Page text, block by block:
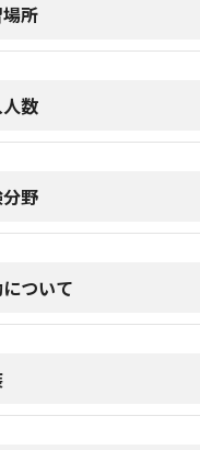
所
数
野
ついて